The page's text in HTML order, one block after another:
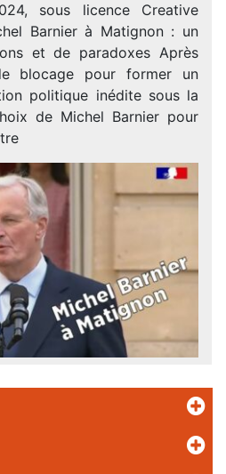
sous licence Creative
Barnier à Matignon : un
et de paradoxes Après
blocage pour former un
politique inédite sous la
de Michel Barnier pour